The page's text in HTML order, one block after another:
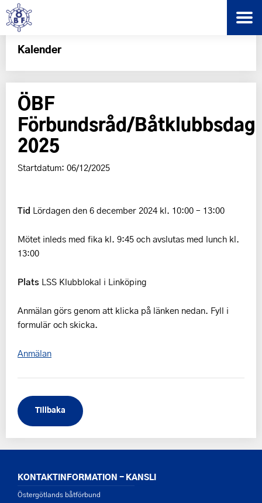
Kalender
ÖBF
Förbundsråd/Båtklubbsdag
2025
Startdatum: 06/12/2025
Tid Lördagen den 6 december 2024 kl. 10:00 – 13:00
Mötet inleds med fika kl. 9:45 och avslutas med lunch kl.
13:00
Plats LSS Klubblokal i Linköping
Anmälan görs genom att klicka på länken nedan. Fyll i
formulär och skicka.
Anmälan
Tillbaka
KONTAKTINFORMATION - KANSLI
Östergötlands båtförbund